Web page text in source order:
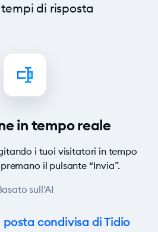
di risposta
in tempo reale
i tuoi visitatori in tempo
il pulsante “Invia”.
sull'AI
condivisa di Tidio